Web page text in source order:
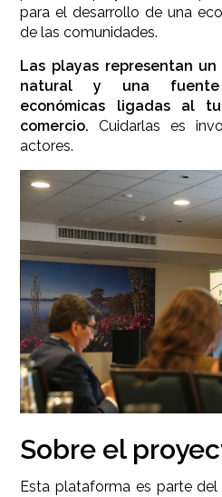
para el desarrollo de una
de las comunidades.
Las playas representan
natural y una fuente
económicas ligadas al
comercio. Cuidarlas es
actores.
Sobre el
Esta plataforma es parte